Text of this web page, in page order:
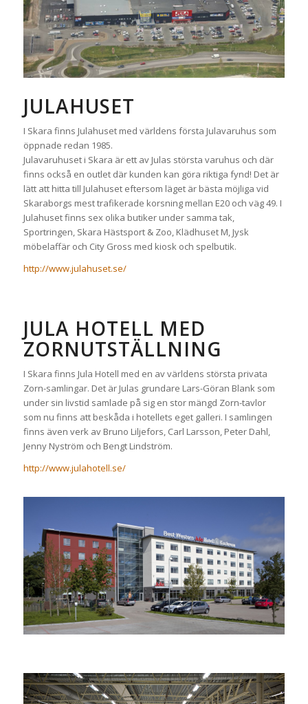
JULAHUSET
I Skara finns Julahuset med världens första Julavaruhus som
öppnade redan 1985.
Julavaruhuset i Skara är ett av Julas största varuhus och där
finns också en outlet där kunden kan göra riktiga fynd! Det är
lätt att hitta till Julahuset eftersom läget är bästa möjliga vid
Skaraborgs mest trafikerade korsning mellan E20 och väg 49. I
Julahuset finns sex olika butiker under samma tak,
Sportringen, Skara Hästsport & Zoo, Klädhuset M, Jysk
möbelaffär och City Gross med kiosk och spelbutik.
http://www.julahuset.se/
JULA HOTELL MED
ZORNUTSTÄLLNING
I Skara finns Jula Hotell med en av världens största privata
Zorn-samlingar. Det är Julas grundare Lars-Göran Blank som
under sin livstid samlade på sig en stor mängd Zorn-tavlor
som nu finns att beskåda i hotellets eget galleri. I samlingen
finns även verk av Bruno Liljefors, Carl Larsson, Peter Dahl,
Jenny Nyström och Bengt Lindström.
http://www.julahotell.se/